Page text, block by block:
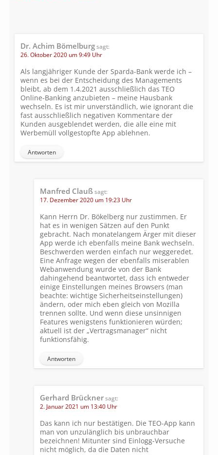
Dr. Achim Bömelburgsagt:
26. Oktober 2020 um 9:49 Uhr
Als langjähriger Kunde der Sparda-Bank werde ich –
wenn es bei der Entscheidung des Managements
bleibt, ab dem 1.4.2021 ausschließlich das TEO
Online-Banking anzubieten – meine Hausbank
wechseln. Es ist mir unverständlich, wie ignorant die
fast ausschließlich negativen Kommentare der
Kunden ausgeblendet werden, die alle eine mit
Werbemüll vollgestopfte App ablehnen.
Antworten
Manfred Claußsagt:
17. Dezember 2020 um 19:23 Uhr
Kann Herrn Dr. Bökelberg nur zustimmen. Er
hat es in wenigen Sätzen auf den Punkt
gebracht. Nach monatelangem Ärger mit dieser
App werde ich ebenfalls meine Bank wechseln.
Beschwerden werden einfach nur weggeredet.
Eine Anfrage wegen der ebenfalls miserablen
Webanwendung wurde von der Bank
dahingehend beantwortet, dass ich entweder
einige Einstellungen meines Browsers (man
beachte: wichtige Sicherheitseinstellungen)
ändern, oder mich eben gleich von Mozilla
trennen sollte. Und wenn diese unsinnigen
Features wenigstens funktionieren würden;
aktuell ist der „Vertragsmanager“ nicht
funktionsfähig.
Antworten
Gerhard Brücknersagt:
2. Januar 2021 um 13:40 Uhr
Das kann ich nur bestätigen. Die TEO-App kann
man von unzulänglich bis unbrauchbar
bezeichnen! Mitunter sind Einlogg-Versuche
nicht möglich, da die Daten nicht